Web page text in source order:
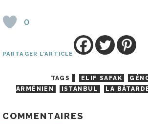
0
PARTAGER L'ARTICLE
TAGS ELIF SAFAK
ARMÉNIEN
ISTANBUL LA
COMMENTAIRES